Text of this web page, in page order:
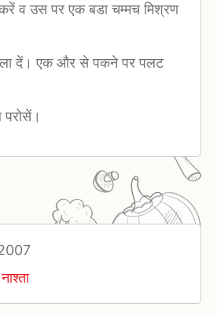
व उस पर एक बडा चम्मच मिश्रण
दें। एक और से पकने पर पलट
नाश्ता